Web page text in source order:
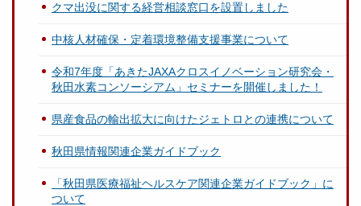
クマ出没に関する経営相談窓口を設置しました
中核人材確保・定着環境整備支援事業について
令和7年度「あきたJAXAクロスイノベーション研究会・
秋田水素コンソーシアム」セミナーを開催しました！
県産食品の輸出拡大に向けたジェトロとの連携について
秋田県情報関連企業ガイドブック
「秋田県医療福祉ヘルスケア関連企業ガイドブック」に
ついて